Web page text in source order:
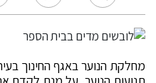
מחלקת הנוער באגף החינוך